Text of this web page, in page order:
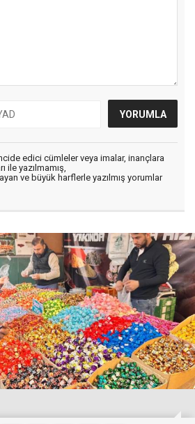
edici cümleler veya imalar, inançlara
ile yazılmamış,
ve büyük harflerle yazılmış yorumlar